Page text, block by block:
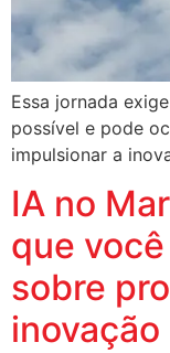
Essa jornada
possível e pode
impulsionar a
IA no
que
sobre
inovação